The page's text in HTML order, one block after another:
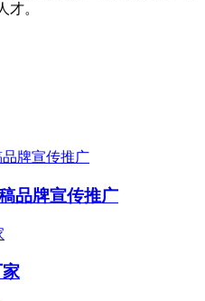
才。
品牌宣传推广